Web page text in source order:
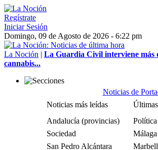
Regístrate
Iniciar Sesión
Domingo, 09 de Agosto de 2026 - 6:22 pm
La Noción | La Guardia Civil interviene más
cannabis...
Noticias de
Noticias más leídas
Andalucía (provincias)
Política
Sociedad
San Pedro Alcántara